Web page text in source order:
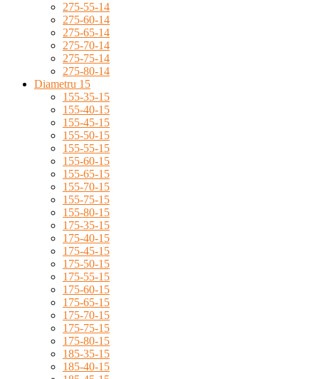
275-55-14
275-60-14
275-65-14
275-70-14
275-75-14
275-80-14
Diametru 15
155-35-15
155-40-15
155-45-15
155-50-15
155-55-15
155-60-15
155-65-15
155-70-15
155-75-15
155-80-15
175-35-15
175-40-15
175-45-15
175-50-15
175-55-15
175-60-15
175-65-15
175-70-15
175-75-15
175-80-15
185-35-15
185-40-15